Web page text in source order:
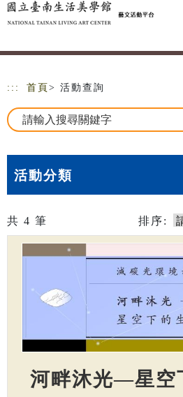
跳到主要內容
網站導覽
::: 首頁 > 活動查詢
活動分類
共 4 筆 排序:
河畔沐光—星空